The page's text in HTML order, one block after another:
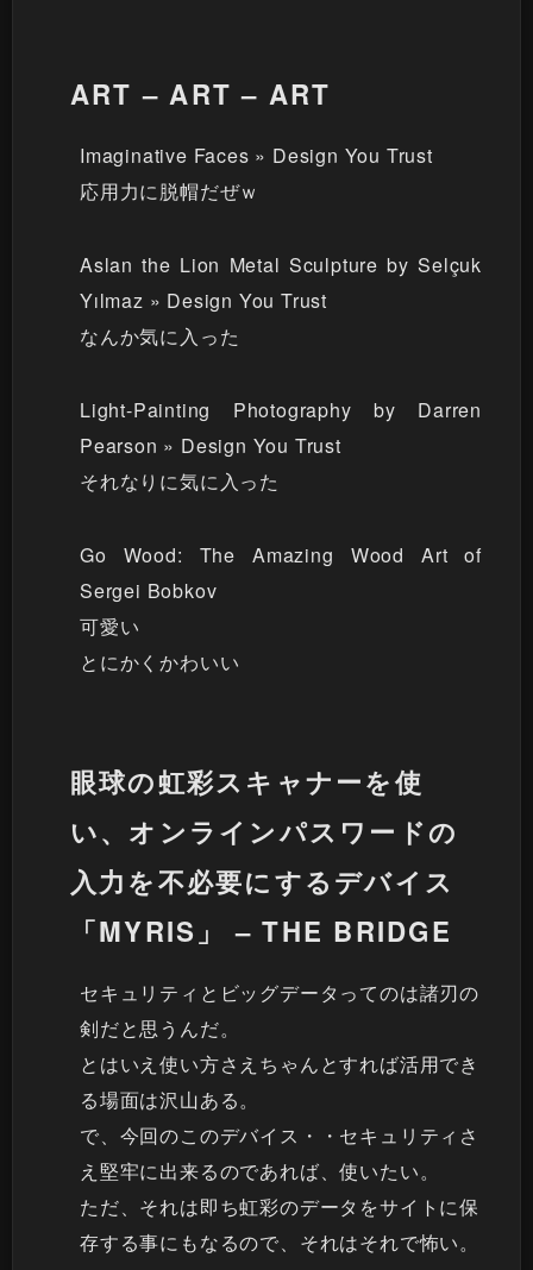
ART – ART – ART
Imaginative Faces » Design You Trust
応用力に脱帽だぜｗ
Aslan the Lion Metal Sculpture by Selçuk
Yılmaz » Design You Trust
なんか気に入った
Light-Painting Photography by Darren
Pearson » Design You Trust
それなりに気に入った
Go Wood: The Amazing Wood Art of
Sergei Bobkov
可愛い
とにかくかわいい
眼球の虹彩スキャナーを使
い、オンラインパスワードの
入力を不必要にするデバイス
「MYRIS」 – THE BRIDGE
セキュリティとビッグデータってのは諸刃の
剣だと思うんだ。
とはいえ使い方さえちゃんとすれば活用でき
る場面は沢山ある。
で、今回のこのデバイス・・セキュリティさ
え堅牢に出来るのであれば、使いたい。
ただ、それは即ち虹彩のデータをサイトに保
存する事にもなるので、それはそれで怖い。